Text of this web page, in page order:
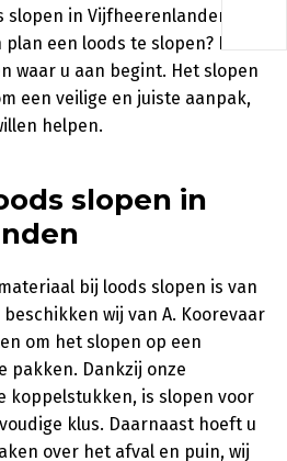
in Vijfheerenlanden en
een loods te slopen? Dan
waar u aan begint. Het slopen
een veilige en juiste aanpak,
helpen.
slopen in
bij loods slopen is van
wij van A. Koorevaar
om het slopen op een
pakken. Dankzij onze
koppelstukken, is slopen voor
klus. Daarnaast hoeft u
over het afval en puin, wij